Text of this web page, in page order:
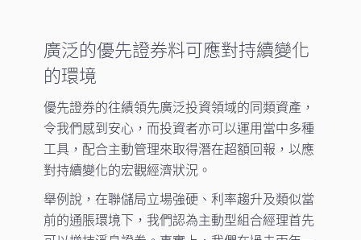
廣泛的優先證券料可應對持續變化
的環境
優先證券的往績領先廣泛投資領域的同類資產，
令我們感到安心，而投資者亦可以運用當中多種
工具，配合主動管理來取得潛在超額回報，以應
對持續變化的宏觀經濟狀況。
舉例說，在聯儲局立場強硬、利率趨升及類似當
前的通脹環境下，我們認為主動型組合經理首先